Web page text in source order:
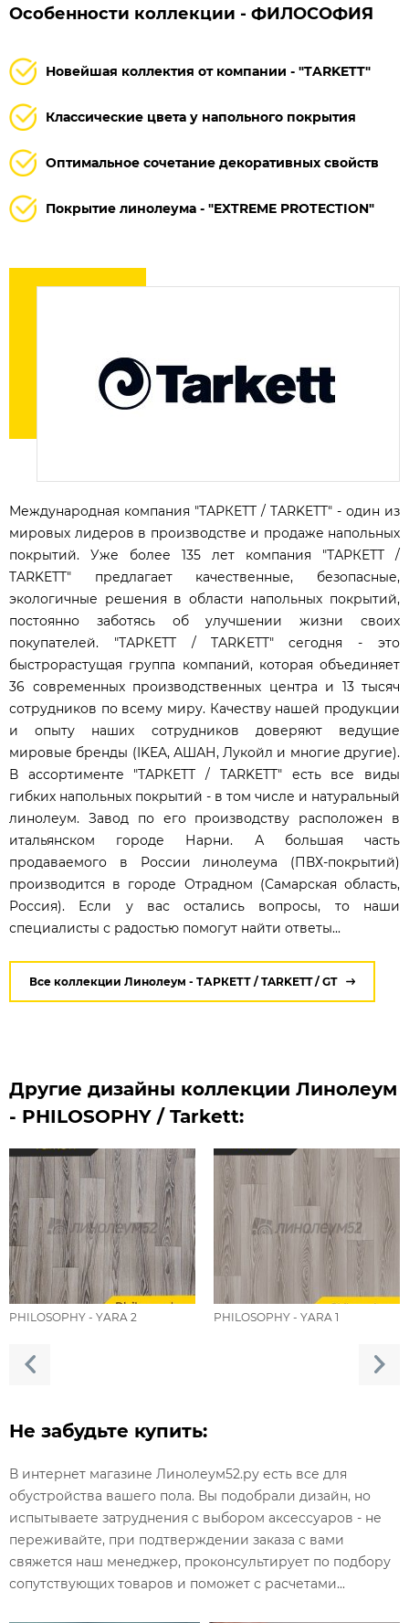
Особенности коллекции - ФИЛОСОФИЯ
Новейшая коллектия от компании - "TARKETT"
Классические цвета у напольного покрытия
Оптимальное сочетание декоративных свойств
Покрытие линолеума - "EXTREME PROTECTION"
Международная компания "ТАРКЕТТ / TARKETT" - один из
мировых лидеров в производстве и продаже напольных
покрытий. Уже более 135 лет компания "ТАРКЕТТ /
TARKETT" предлагает качественные, безопасные,
экологичные решения в области напольных покрытий,
постоянно заботясь об улучшении жизни своих
покупателей. "ТАРКЕТТ / TARKETT" cегодня - это
быстрорастущая группа компаний, которая объединяет
36 современных производственных центра и 13 тысяч
сотрудников по всему миру. Качеству нашей продукции
и опыту наших сотрудников доверяют ведущие
мировые бренды (IKEA, АШАН, Лукойл и многие другие).
В ассортименте "ТАРКЕТТ / TARKETT" есть все виды
гибких напольных покрытий - в том числе и натуральный
линолеум. Завод по его производству расположен в
итальянском городе Нарни. А большая часть
продаваемого в России линолеума (ПВХ-покрытий)
производится в городе Отрадном (Самарская область,
Россия). Если у вас остались вопросы, то наши
специалисты с радостью помогут найти ответы...
Все коллекции Линолеум - ТАРКЕТТ / TARKETT / GT
Другие дизайны коллекции Линолеум
- PHILOSOPHY / Tarkett:
PHILOSOPHY - YARA 2 PHILOSOPHY - YARA 1
Не забудьте купить:
В интернет магазине Линолеум52.ру есть все для
обустройства вашего пола. Вы подобрали дизайн, но
испытываете затруднения с выбором аксессуаров - не
переживайте, при подтверждении заказа с вами
свяжется наш менеджер, проконсультирует по подбору
сопутствующих товаров и поможет с расчетами...